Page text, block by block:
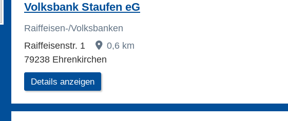
Volksbank Staufen eG
Raiffeisen-/Volksbanken
Raiffeisenstr. 1
0,6 km
79238 Ehrenkirchen
Details anzeigen